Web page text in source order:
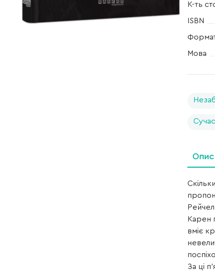
К-ть
ISBN
Мова
Опис
Карен
вміє
За ці